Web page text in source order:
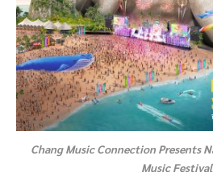
Chang Music Connection Presents
Music